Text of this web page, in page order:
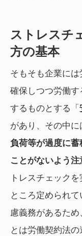
ストレスチ
方の基本
そもそも企業に
確保しつつ労働
するものとする「
があり、その中に
負荷等が過度に
ことがないよう
トレスチェック
ところ定められ
慮義務があるた
とは労働契約法の